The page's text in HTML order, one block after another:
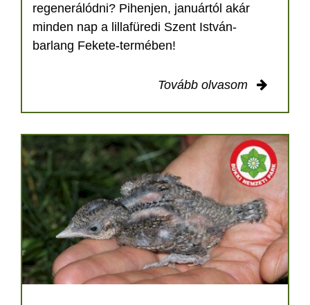
regenerálódni? Pihenjen, januártól akár
minden nap a lillafüredi Szent István-
barlang Fekete-termében!
Tovább olvasom